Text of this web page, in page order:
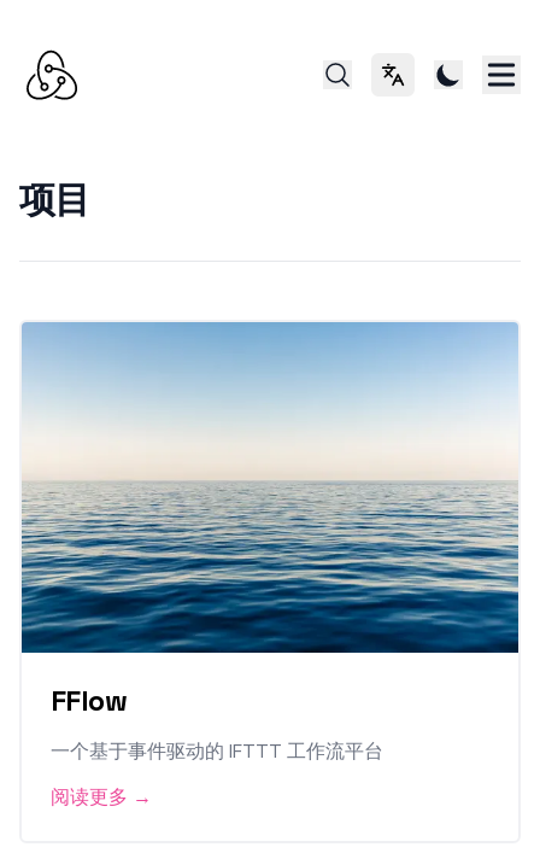
切换语言
项目
FFlow
一个基于事件驱动的 IFTTT 工作流平台
阅读更多 →